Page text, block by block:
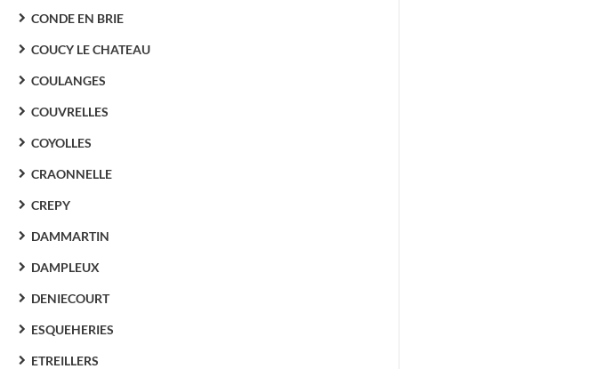
CONDE EN BRIE
COUCY LE CHATEAU
COULANGES
COUVRELLES
COYOLLES
CRAONNELLE
CREPY
DAMMARTIN
DAMPLEUX
DENIECOURT
ESQUEHERIES
ETREILLERS